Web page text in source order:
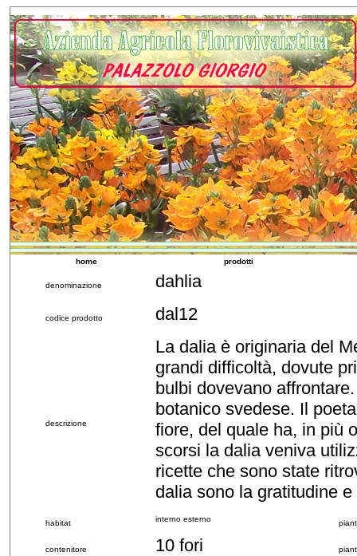
home prodotti
denominazione dahlia
codice prodotto dal12
descrizione
La dalia è originaria del
grandi difficoltà, dovute
bulbi dovevano
botanico svedese. Il
fiore, del quale ha, in più
scorsi la dalia veniva
ricette che sono state
dalia sono la gratitudine
habitat interno esterno
contenitore 10 fori